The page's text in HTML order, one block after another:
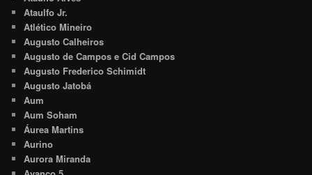
Ataulfo Jr.
Atlético Mineiro
Augusto Calheiros
Augusto de Campos e Cid Campos
Augusto Frederico Schimidt
Augusto Jatobá
Aum
Aum Soham
Áurea Martins
Aurino
Aurora Miranda